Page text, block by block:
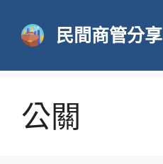
民間商管分享
公關